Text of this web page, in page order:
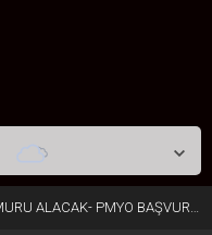
PMYO 3 BİN 250 POLİS MEMURU ALACAK- PMYO BAŞVURU ŞARTLARI- BAŞVURU LİNKİ